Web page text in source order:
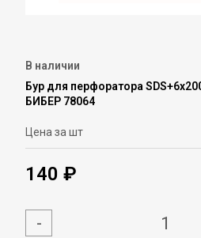
В наличии
Бур для перфоратора
БИБЕР 78064
Цена за шт
140 ₽
-